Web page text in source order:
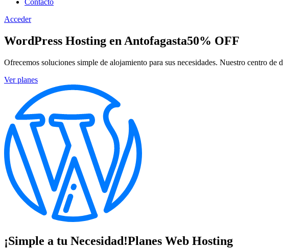
Contacto
Acceder
WordPress Hosting en Antofagasta50% OFF
Ofrecemos soluciones simple de alojamiento para sus necesidades. Nuestro centro
Ver planes
¡Simple a tu Necesidad!Planes Web Hosting